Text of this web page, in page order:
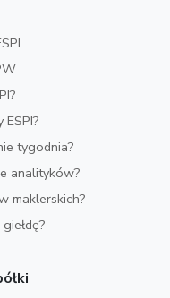
ESPI?
tygodnia?
analityków?
maklerskich?